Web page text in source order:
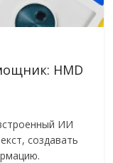
HMD
ИИ
создавать